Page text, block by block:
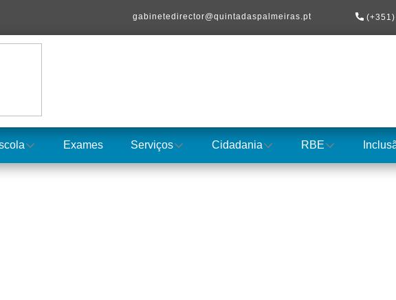
​gabinetedirector@quintadaspalmeiras.pt
Exames Serviços Cidadania RBE